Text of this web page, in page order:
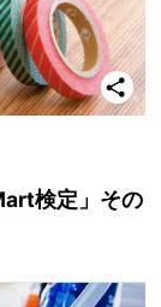
検定」その